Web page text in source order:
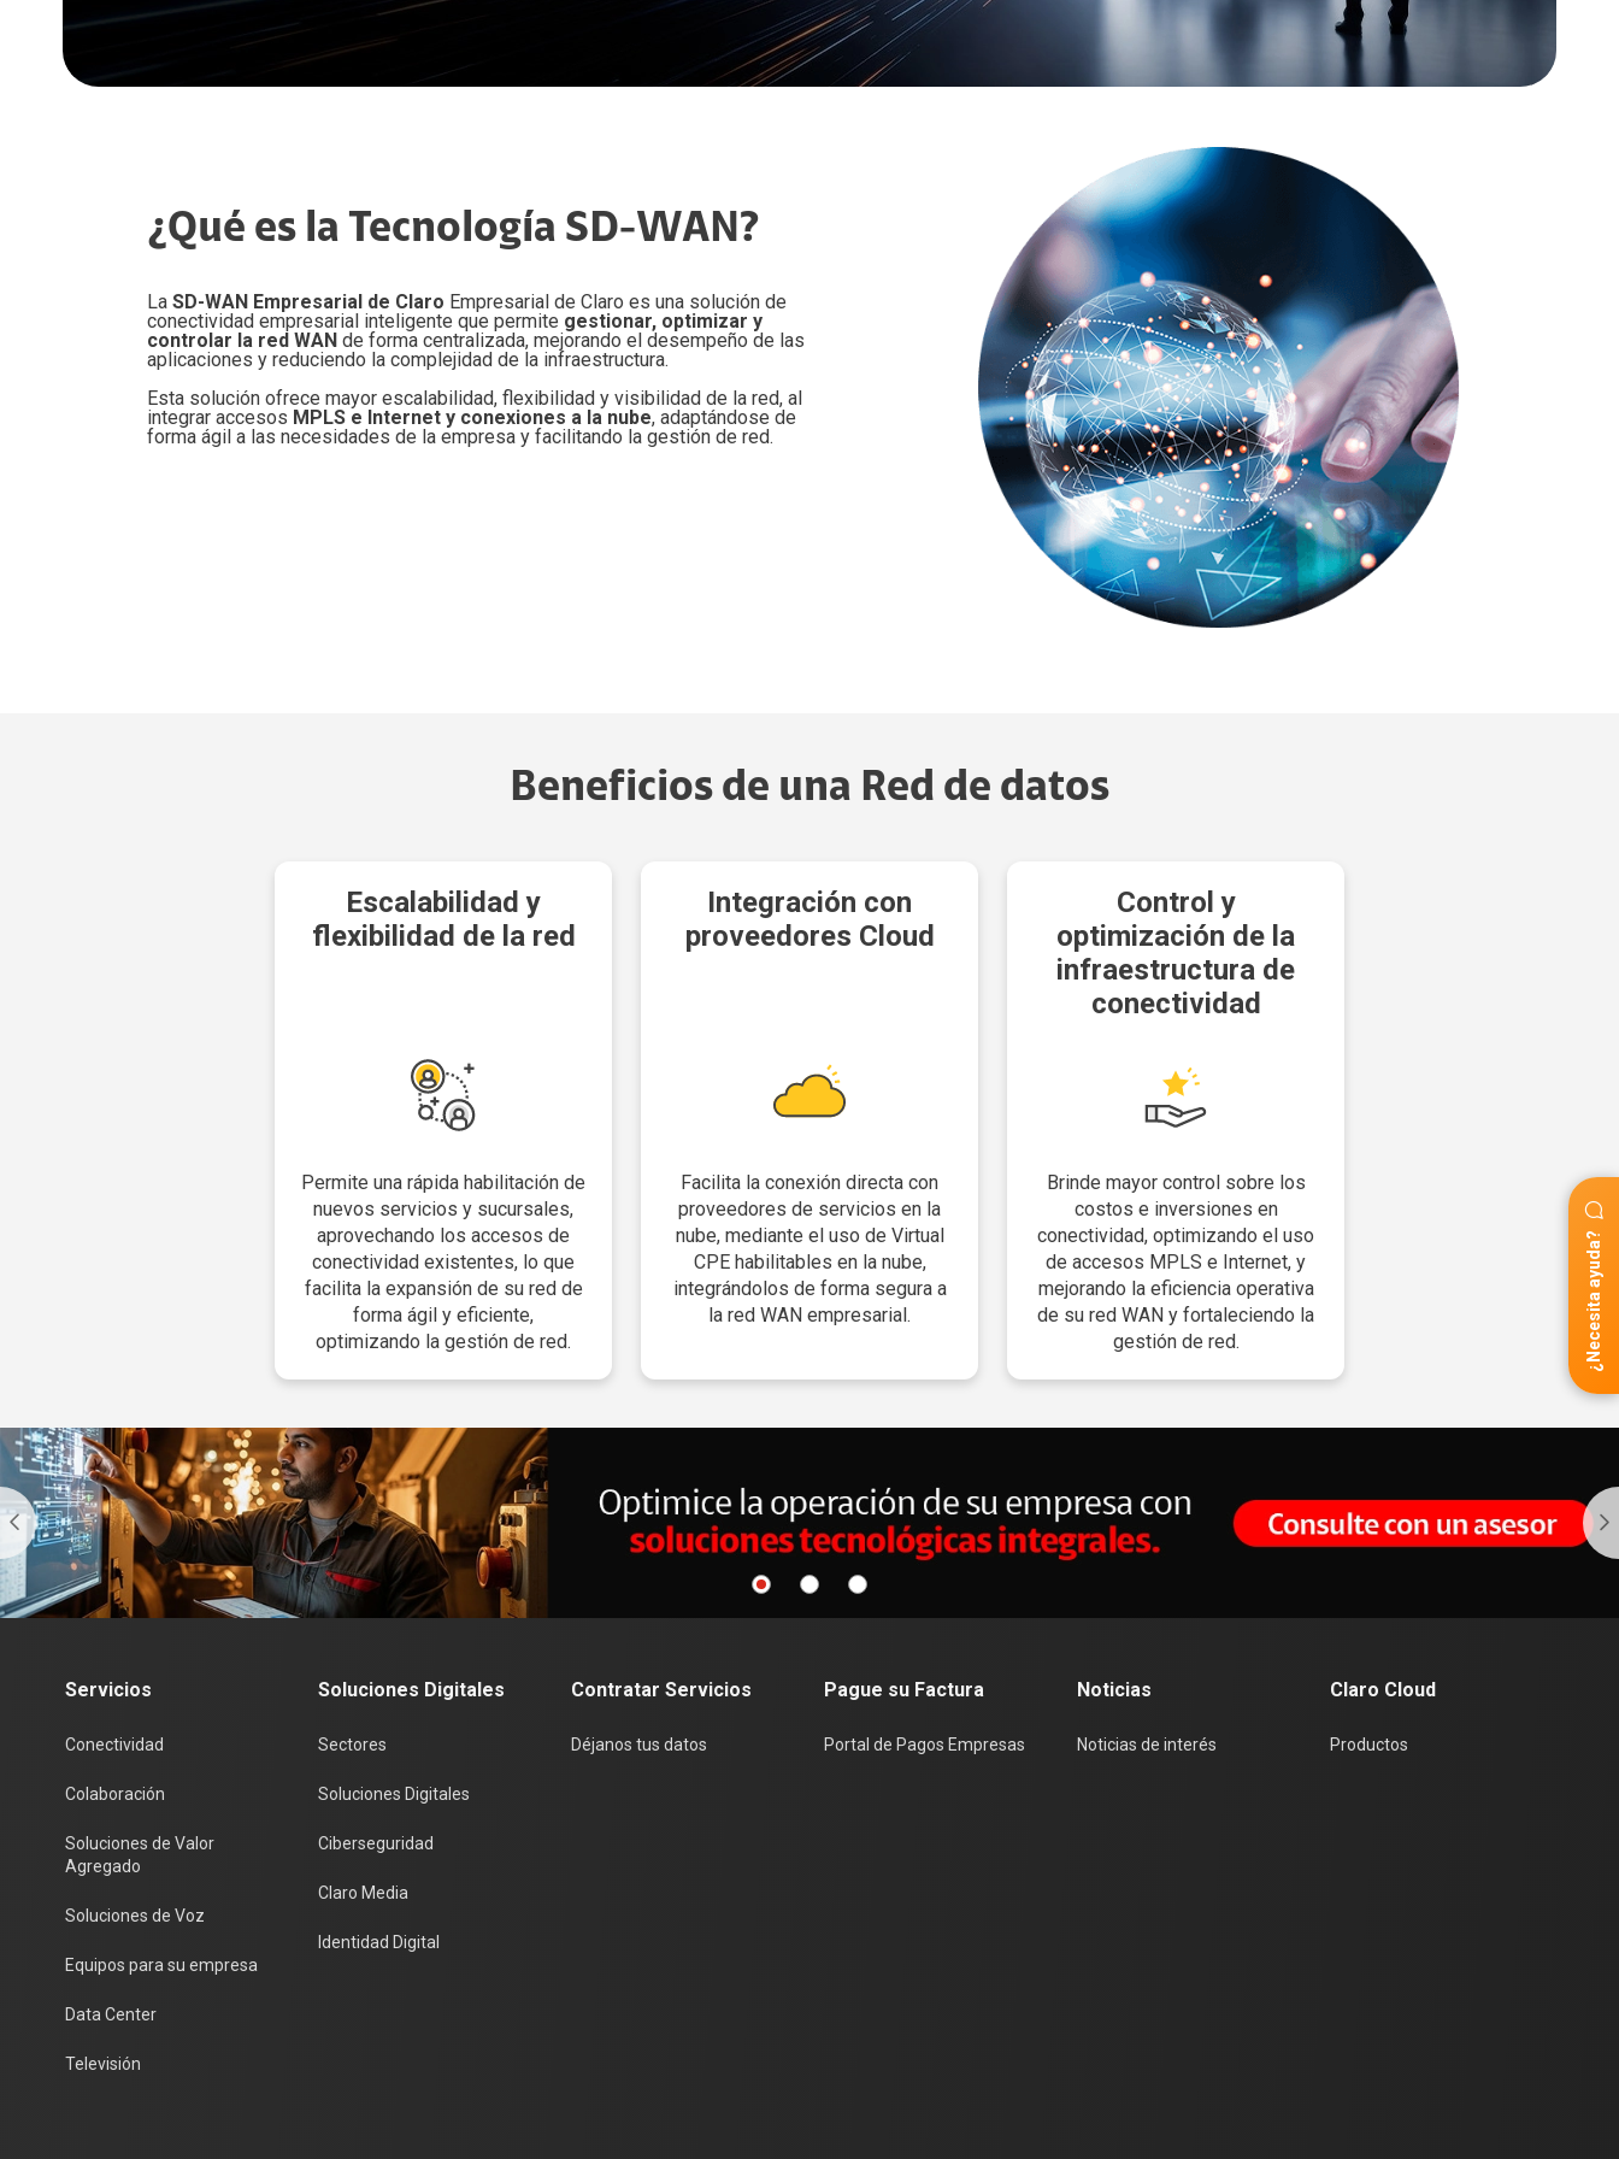
Comunicaciones Unificadas
Bolsa de Gigas
Datos compartidos
Hosting
Conectividad Datacenter
Administración TI
Productividad
Score Crediticio
Geodata
Claro drive Negocio
Seguridad
Claro Backup
Seguridad Móvil Claro Lookout
Administración de recursos en la nube
Servicios Estándar
¿Qué es la Tecnología SD-WAN?
La SD-WAN Empresarial de Claro Empresarial de Claro es una solución de
conectividad empresarial inteligente que permite gestionar, optimizar y
controlar la red WAN de forma centralizada, mejorando el desempeño de las
aplicaciones y reduciendo la complejidad de la infraestructura.
Esta solución ofrece mayor escalabilidad, flexibilidad y visibilidad de la red, al
integrar accesos MPLS e Internet y conexiones a la nube, adaptándose de
forma ágil a las necesidades de la empresa y facilitando la gestión de red.
Beneficios de una Red de datos
Escalabilidad y
flexibilidad de la red
Permite una rápida habilitación de
nuevos servicios y sucursales,
aprovechando los accesos de
conectividad existentes, lo que
facilita la expansión de su red de
forma ágil y eficiente,
optimizando la gestión de red.
Integración con
proveedores Cloud
Facilita la conexión directa con
proveedores de servicios en la
nube, mediante el uso de Virtual
CPE habilitables en la nube,
integrándolos de forma segura a
la red WAN empresarial.
Control y
optimización de la
infraestructura de
conectividad
Brinde mayor control sobre los
costos e inversiones en
conectividad, optimizando el uso
de accesos MPLS e Internet, y
mejorando la eficiencia operativa
de su red WAN y fortaleciendo la
gestión de red.
¿Necesita ayuda?
Servicios
Conectividad
Colaboración
Soluciones de Valor
Agregado
Soluciones de Voz
Equipos para su empresa
Data Center
Televisión
Soluciones Digitales
Sectores
Soluciones Digitales
Ciberseguridad
Claro Media
Identidad Digital
Contratar Servicios
Déjanos tus datos
Pague su Factura
Portal de Pagos Empresas
Noticias
Noticias de interés
Claro Cloud
Productos